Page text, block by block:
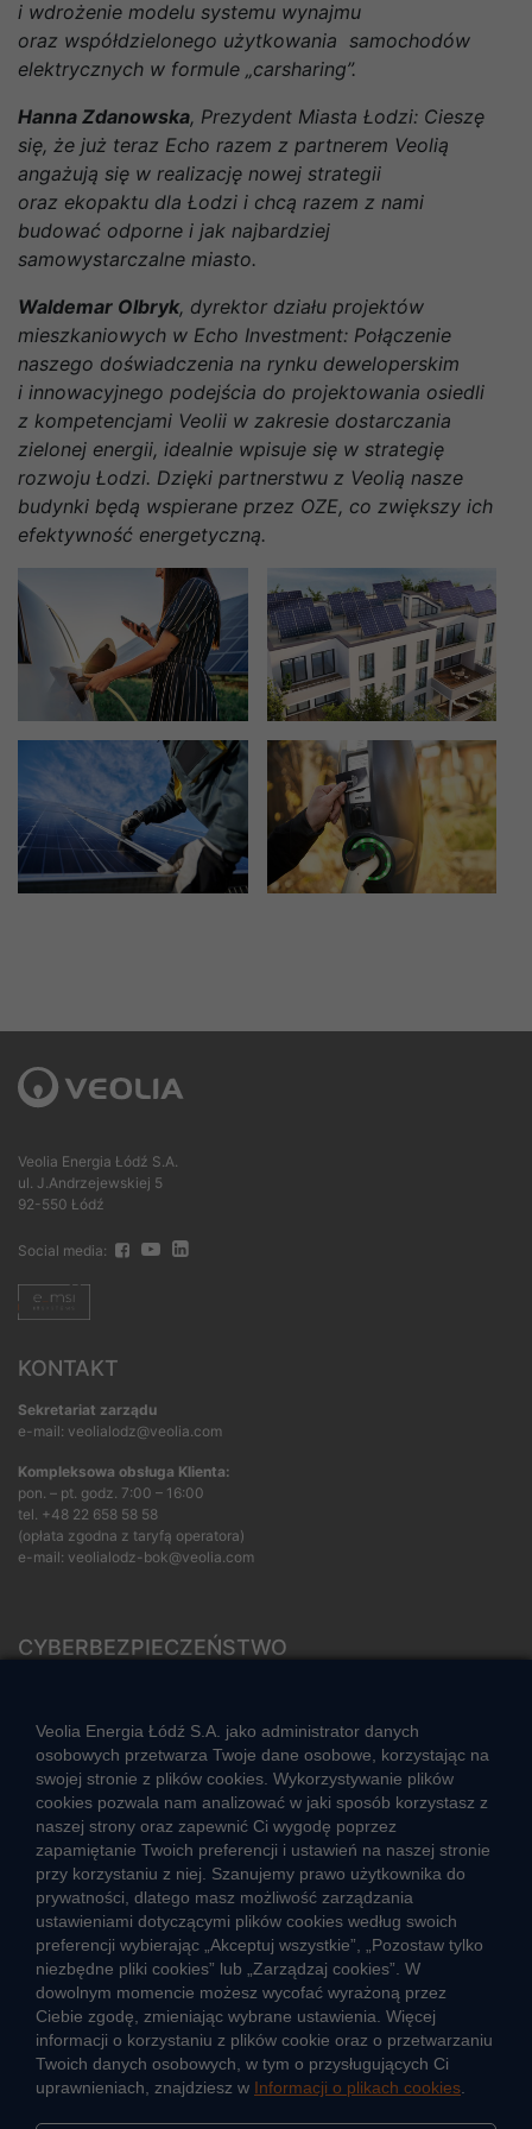
i wdrożenie modelu systemu wynajmu
oraz współdzielonego użytkowania samochodów
elektrycznych w formule „carsharing”.
Hanna Zdanowska, Prezydent Miasta Łodzi: Cieszę
się, że już teraz Echo razem z partnerem Veolią
angażują się w realizację nowej strategii
oraz ekopaktu dla Łodzi i chcą razem z nami
budować odporne i jak najbardziej
samowystarczalne miasto.
Waldemar Olbryk, dyrektor działu projektów
mieszkaniowych w Echo Investment: Połączenie
naszego doświadczenia na rynku deweloperskim
i innowacyjnego podejścia do projektowania osiedli
z kompetencjami Veolii w zakresie dostarczania
zielonej energii, idealnie wpisuje się w strategię
rozwoju Łodzi. Dzięki partnerstwu z Veolią nasze
budynki będą wspierane przez OZE, co zwiększy ich
efektywność energetyczną.
Veolia Energia Łódź S.A.
ul. J.Andrzejewskiej 5
92-550 Łódź
Social media:
KONTAKT
Sekretariat zarządu
e-mail: veolialodz@veolia.com
Kompleksowa obsługa Klienta:
pon. – pt. godz. 7:00 – 16:00
tel. +48 22 658 58 58
(opłata zgodna z taryfą operatora)
e-mail: veolialodz-bok@veolia.com
CYBERBEZPIECZEŃSTWO
CIEPŁO SYSTEMOWE
Zalety ciepła systemowego
Ciepło przez cały rok
Usługi okołociepłownicze
Informacje ciepła systemowego
JAK POWSTAJE CIEPŁO
ŹRÓDŁA CIEPŁA
Veolia Energia Łódź S.A. jako administrator danych
osobowych przetwarza Twoje dane osobowe, korzystając na
swojej stronie z plików cookies. Wykorzystywanie plików
cookies pozwala nam analizować w jaki sposób korzystasz z
naszej strony oraz zapewnić Ci wygodę poprzez
zapamiętanie Twoich preferencji i ustawień na naszej stronie
przy korzystaniu z niej. Szanujemy prawo użytkownika do
prywatności, dlatego masz możliwość zarządzania
ustawieniami dotyczącymi plików cookies według swoich
preferencji wybierając „Akceptuj wszystkie”, „Pozostaw tylko
niezbędne pliki cookies” lub „Zarządzaj cookies”. W
dowolnym momencie możesz wycofać wyrażoną przez
Ciebie zgodę, zmieniając wybrane ustawienia. Więcej
informacji o korzystaniu z plików cookie oraz o przetwarzaniu
Twoich danych osobowych, w tym o przysługujących Ci
uprawnieniach, znajdziesz w Informacji o plikach cookies